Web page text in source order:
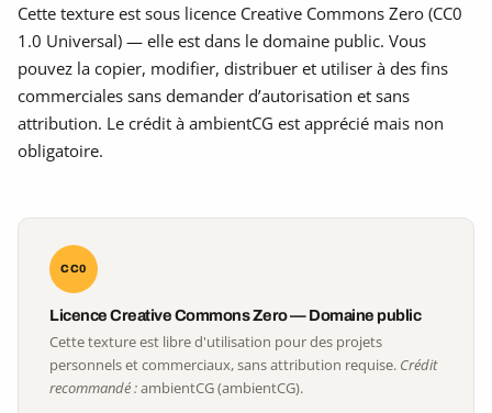
Cette texture est sous licence Creative Commons Zero (CC0
1.0 Universal) — elle est dans le domaine public. Vous
pouvez la copier, modifier, distribuer et utiliser à des fins
commerciales sans demander d’autorisation et sans
attribution. Le crédit à ambientCG est apprécié mais non
obligatoire.
CC0
Licence Creative Commons Zero — Domaine public
Cette texture est libre d'utilisation pour des projets
personnels et commerciaux, sans attribution requise. Crédit
recommandé :ambientCG (ambientCG).